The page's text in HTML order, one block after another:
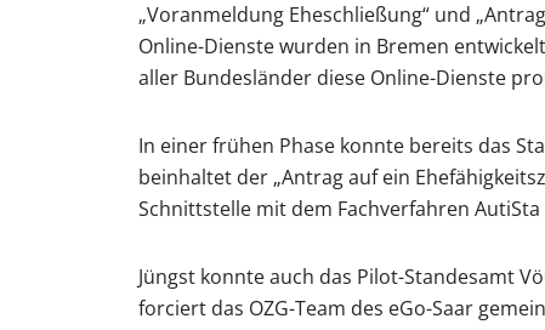
„Voranmeldung Eheschließung“ und
Online-Dienste wurden in Bremen
aller Bundesländer diese Online-Dienste
In einer frühen Phase konnte bereits das
beinhaltet der „Antrag auf ein
Schnittstelle mit dem Fachverfahren
Jüngst konnte auch das Pilot-Standesamt
forciert das OZG-Team des eGo-Saar